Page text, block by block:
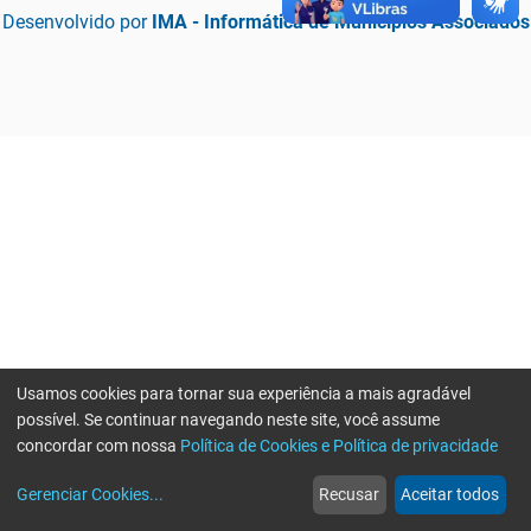
Desenvolvido por IMA - Informática de Municípios Associados
web
Notícias
more_horiz
Mais
Usamos cookies para tornar sua experiência a mais agradável
possível. Se continuar navegando neste site, você assume
concordar com nossa Política de Cookies e Política de privacidade
Gerenciar Cookies... Recusar Aceitar todos
Erro ao enviar informações, por favor tente novamente